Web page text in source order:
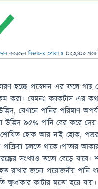
করেছেনবিজ্ঞানের পোকা ৫ (123,410
হচ্ছে প্রস্বেদন এর ফলে গাছ
কম করা। যেমনঃ ক্যাকটাস এর
যেখানে পানির পরিমাণ
উদ্ভিদ ৯৫% পানি বের করে
হোক আর নাই হোক,
প্রক্রিয়া চলতে থাকে।পাতার
সংখ্যাও ততো বেড়ে যাবে।
রাখার জন্যে প্রয়োজনীয় পানি
কাটার মতো হয়ে